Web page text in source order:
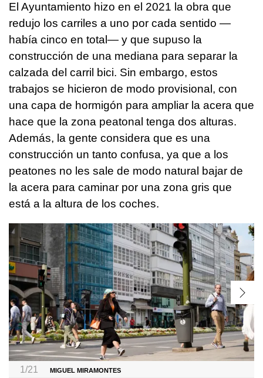
El Ayuntamiento hizo en el 2021 la obra que
redujo los carriles a uno por cada sentido —
había cinco en total— y que supuso la
construcción de una mediana para separar la
calzada del carril bici. Sin embargo, estos
trabajos se hicieron de modo provisional, con
una capa de hormigón para ampliar la acera que
hace que la zona peatonal tenga dos alturas.
Además, la gente considera que es una
construcción un tanto confusa, ya que a los
peatones no les sale de modo natural bajar de
la acera para caminar por una zona gris que
está a la altura de los coches.
1/21 MIGUEL MIRAMONTES